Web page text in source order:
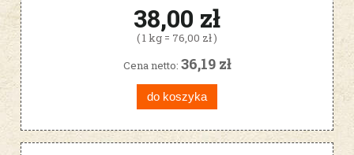
38,00 zł
( 1 kg = 76,00 zł )
Cena netto: 36,19 zł
do koszyka